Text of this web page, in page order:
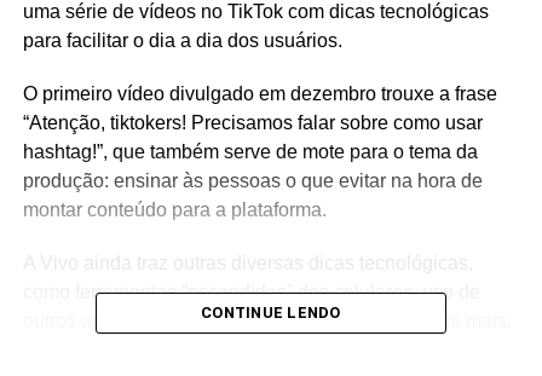
uma série de vídeos no TikTok com dicas tecnológicas
para facilitar o dia a dia dos usuários.
O primeiro vídeo divulgado em dezembro trouxe a frase
“Atenção, tiktokers! Precisamos falar sobre como usar
hashtag!”, que também serve de mote para o tema da
produção: ensinar às pessoas o que evitar na hora de
montar conteúdo para a plataforma.
A Vivo ainda traz outras diversas dicas tecnológicas,
como ferramentas “escondidas” dos celulares, uso de
outros apps, criação de artes, uso de filtros, e muito mais.
CONTINUE LENDO